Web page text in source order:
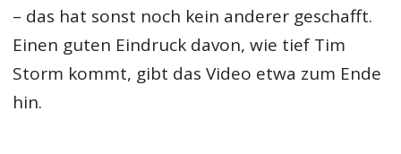
– das hat sonst noch kein anderer geschafft.
Einen guten Eindruck davon, wie tief Tim
Storm kommt, gibt das Video etwa zum Ende
hin.